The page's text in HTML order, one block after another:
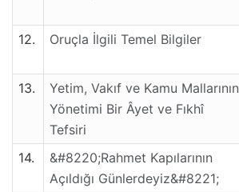
12.
Oruçla İlgili Temel Bilgiler
13.
Yetim, Vakıf ve Kamu Mallarının
Yönetimi Bir Âyet ve Fıkhî
Tefsiri
14.
&#8220;Rahmet Kapılarının
Açıldığı Günlerdeyiz&#8221;